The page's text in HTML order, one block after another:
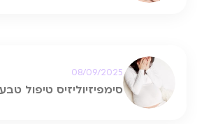
סימפיזיוליזיס טיפול
08/09/2025